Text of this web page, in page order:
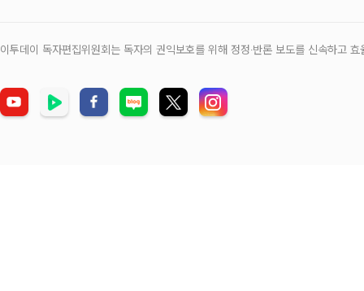
이투데이 독자편집위원회는 독자의 권익보호를 위해 정정‧반론 보도를 신속하고